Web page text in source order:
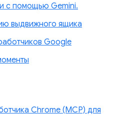
с помощью Gemini.
выдвижного ящика
Google
Chrome (MCP) для